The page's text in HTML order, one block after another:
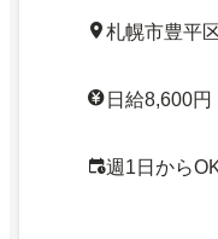
札幌市豊平
日給8,600円
週1日から